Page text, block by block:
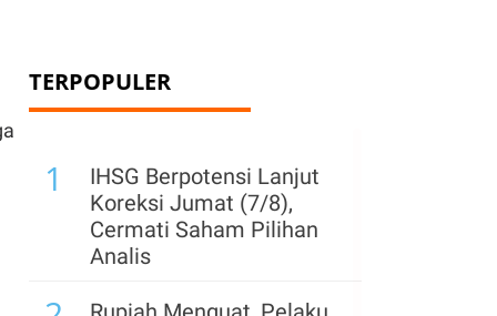
TERPOPULER
1
IHSG Berpotensi Lanjut
Koreksi Jumat (7/8),
Cermati Saham Pilihan
Analis